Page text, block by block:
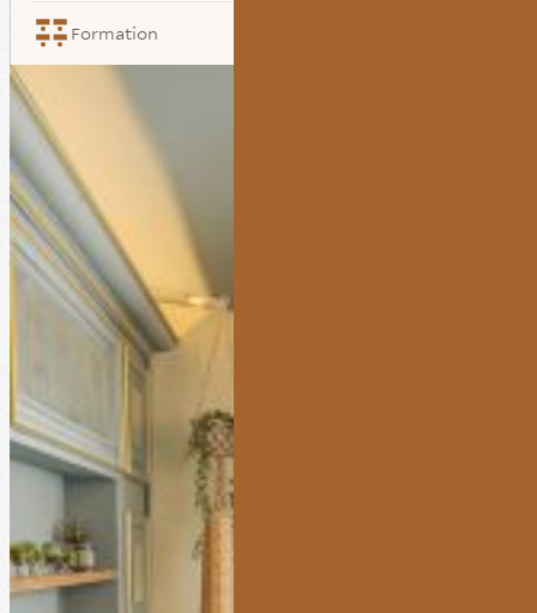
Formation
12 persones
Banquet
10 persones
Présentation
12 persones
10 persones
Cocktail
20 persones